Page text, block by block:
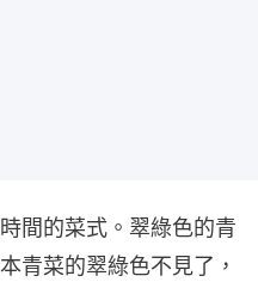
間的菜式。翠綠色的青
青菜的翠綠色不見了，